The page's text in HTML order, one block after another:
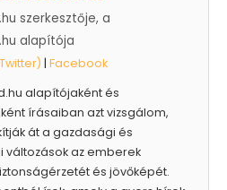
szerkesztője, a
alapítója
| Facebook
alapítójaként és
írásaiban azt vizsgálom,
át a gazdasági és
változások az emberek
és jövőképét.